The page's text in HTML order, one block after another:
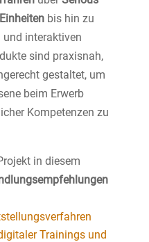
bis hin zu
und interaktiven
sind praxisnah,
gestaltet, um
beim Erwerb
Kompetenzen zu
in diesem
Trainings und